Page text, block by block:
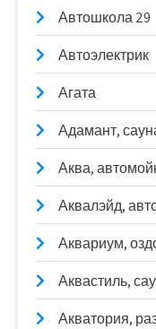
Автошкола 29
Автоэлектрик
Агата
Адамант,
Аква,
Аквалэйд,
Аквариум,
Аквастиль,
Акватория,